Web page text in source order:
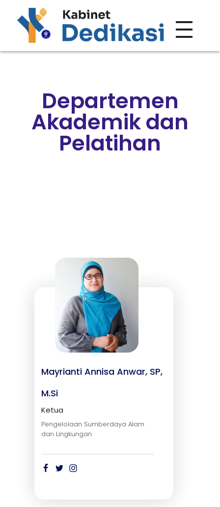
Forum Wacana
Just another Complete Elementor Demos - Phlox WordPress Theme site
Departemen
Akademik dan
Pelatihan
Mayrianti Annisa Anwar, SP,
M.Si
Ketua
Pengelolaan Sumberdaya Alam
dan Lingkungan